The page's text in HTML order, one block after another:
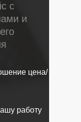
с
и
цена/
работу